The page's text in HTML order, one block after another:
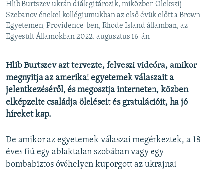
KÖVESSEN MINKET!
Valamennyi RFE/RL weboldal
Hlib Burtszev ukrán diák gitározik, miközben Olekszij
Szebanov énekel kollégiumukban az első évük előtt a Brown
Egyetemen, Providence-ben, Rhode Island államban, az
Egyesült Államokban 2022. augusztus 16-án
Hlib Burtszev azt tervezte, felveszi videóra, amikor
megnyitja az amerikai egyetemek válaszait a
jelentkezéséről, és megosztja interneten, közben
elképzelte családja öleléseit és gratulációit, ha jó
híreket kap.
De amikor az egyetemek válaszai megérkeztek, a 18
éves fiú egy ablaktalan szobában vagy egy
bombabiztos óvóhelyen kuporgott az ukrajnai